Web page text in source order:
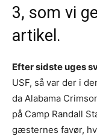
3, som vi
artikel.
Efter sidste uges
USF, så var der i
da Alabama
på Camp Randall
gæsternes favør,